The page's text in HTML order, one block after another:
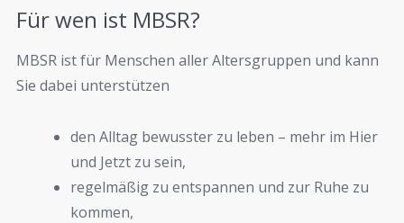
Für wen ist MBSR?
MBSR ist für Menschen aller Altersgruppen und kann
Sie dabei unterstützen
den Alltag bewusster zu leben – mehr im Hier
und Jetzt zu sein,
regelmäßig zu entspannen und zur Ruhe zu
kommen,